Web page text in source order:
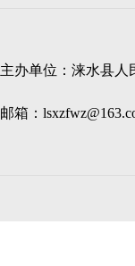
主办单位：涞水县
邮箱：